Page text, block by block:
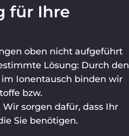
für Ihre
oben nicht aufgeführt
Lösung: Durch den
im Ionentausch binden wir
bzw.
sorgen dafür, dass Ihr
Sie benötigen.